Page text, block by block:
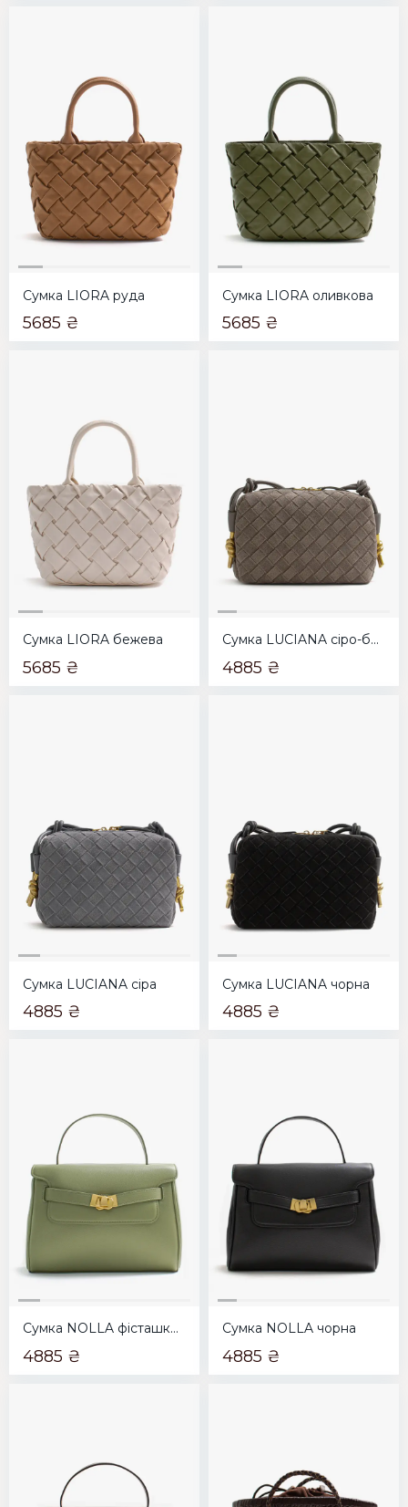
Сумка LIORA руда
5685 ₴
Сумка LIORA оливкова
5685 ₴
Сумка LIORA бежева
5685 ₴
Сумка LUCIANA сіро-бежева
4885 ₴
Сумка LUCIANA сіра
4885 ₴
Сумка LUCIANA чорна
4885 ₴
Сумка NOLLA фісташкова
4885 ₴
Сумка NOLLA чорна
4885 ₴